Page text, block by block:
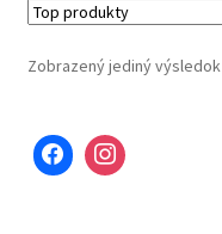
Zobrazený jediný výsledok